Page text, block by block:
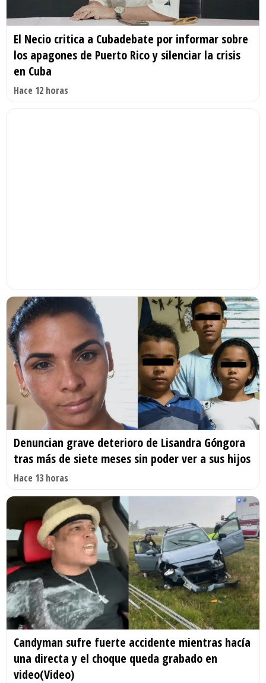
El Necio critica a Cubadebate por informar sobre
los apagones de Puerto Rico y silenciar la crisis
en Cuba
Hace 12 horas
Denuncian grave deterioro de Lisandra Góngora
tras más de siete meses sin poder ver a sus hijos
Hace 13 horas
Candyman sufre fuerte accidente mientras hacía
una directa y el choque queda grabado en
video(Video)